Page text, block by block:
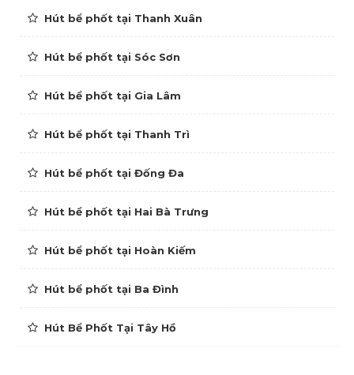
Hút bể phốt tại Thanh Xuân
Hút bể phốt tại Sóc Sơn
Hút bể phốt tại Gia Lâm
Hút bể phốt tại Thanh Trì
Hút bể phốt tại Đống Đa
Hút bể phốt tại Hai Bà Trưng
Hút bể phốt tại Hoàn Kiếm
Hút bể phốt tại Ba Đình
Hút Bể Phốt Tại Tây Hồ